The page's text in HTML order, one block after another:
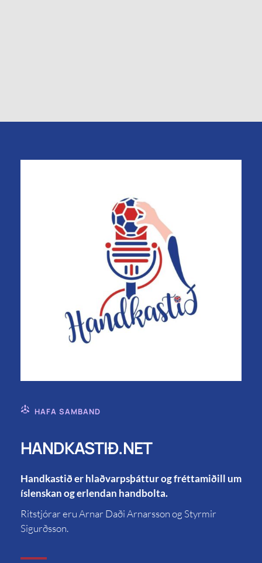
HAFA SAMBAND
HANDKASTIÐ.NET
Handkastið er hlaðvarpsþáttur og fréttamiðill um
íslenskan og erlendan handbolta.
Ritstjórar eru Arnar Daði Arnarsson og Styrmir
Sigurðsson.